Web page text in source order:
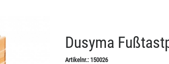
Dusyma
Artikelnr.: 150026